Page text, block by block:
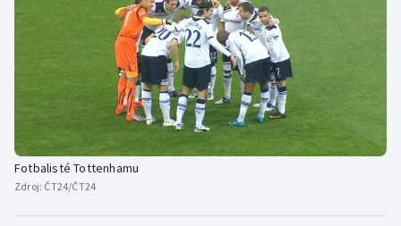
Fotbalisté Tottenhamu
Zdroj: ČT24/ČT24